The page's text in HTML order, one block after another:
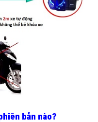
bản nào?